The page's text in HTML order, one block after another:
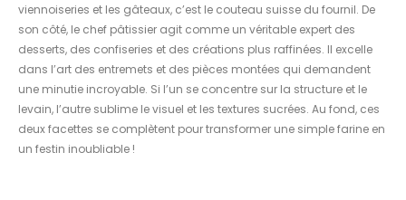
viennoiseries et les gâteaux, c’est le couteau suisse du fournil. De
son côté, le chef pâtissier agit comme un véritable expert des
desserts, des confiseries et des créations plus raffinées. Il excelle
dans l’art des entremets et des pièces montées qui demandent
une minutie incroyable. Si l’un se concentre sur la structure et le
levain, l’autre sublime le visuel et les textures sucrées. Au fond, ces
deux facettes se complètent pour transformer une simple farine en
un festin inoubliable !